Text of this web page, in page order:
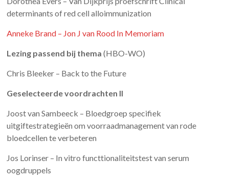
determinants of red cell alloimmunization
Anneke Brand – Jon J van Rood In Memoriam
Lezing passend bij thema(HBO-WO)
Chris Bleeker – Back to the Future
Geselecteerde voordrachten II
Joost van Sambeeck – Bloedgroep specifiek
uitgiftestrategieën om voorraadmanagement van rode
bloedcellen te verbeteren
Jos Lorinser – In vitro functtionaliteitstest van serum
oogdruppels